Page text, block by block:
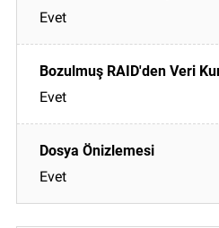
Evet
Evet
Evet